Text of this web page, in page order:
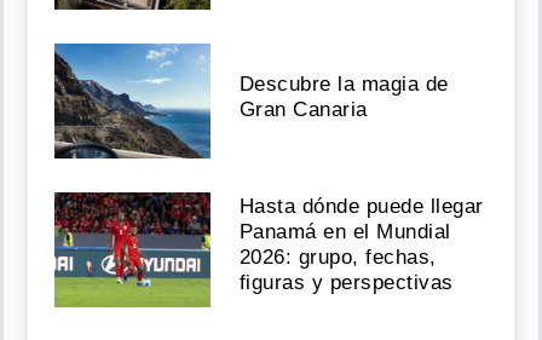
Descubre la magia de
Gran Canaria
Hasta dónde puede llegar
Panamá en el Mundial
2026: grupo, fechas,
figuras y perspectivas